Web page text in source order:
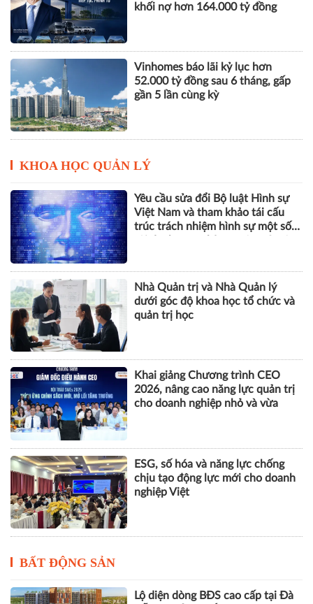
khối nợ hơn 164.000 tỷ đồng
Vinhomes báo lãi kỷ lục hơn
52.000 tỷ đồng sau 6 tháng, gấp
gần 5 lần cùng kỳ
KHOA HỌC QUẢN LÝ
Yêu cầu sửa đổi Bộ luật Hình sự
Việt Nam và tham khảo tái cấu
trúc trách nhiệm hình sự một số
Nhà Quản trị và Nhà Quản lý
dưới góc độ khoa học tổ chức và
quản trị học
Khai giảng Chương trình CEO
2026, nâng cao năng lực quản trị
cho doanh nghiệp nhỏ và vừa
ESG, số hóa và năng lực chống
chịu tạo động lực mới cho doanh
nghiệp Việt
BẤT ĐỘNG SẢN
Lộ diện dòng BĐS cao cấp tại Đà